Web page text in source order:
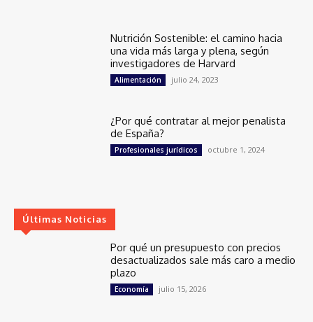
Nutrición Sostenible: el camino hacia
una vida más larga y plena, según
investigadores de Harvard
Alimentación julio 24, 2023
¿Por qué contratar al mejor penalista
de España?
Profesionales jurídicos octubre 1, 2024
Últimas Noticias
Por qué un presupuesto con precios
desactualizados sale más caro a medio
plazo
Economía julio 15, 2026